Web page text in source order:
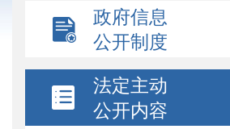
政府信息
公开制度
法定主动
公开内容